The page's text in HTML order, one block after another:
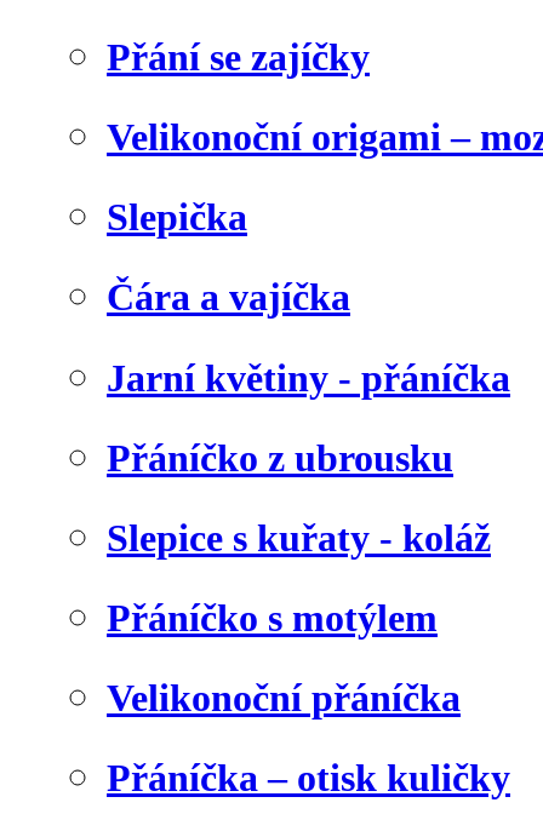
Přání se zajíčky
Velikonoční origami –
Slepička
Čára a vajíčka
Jarní květiny - přáníčka
Přáníčko z ubrousku
Slepice s kuřaty - koláž
Přáníčko s motýlem
Velikonoční přáníčka
Přáníčka – otisk kuličky